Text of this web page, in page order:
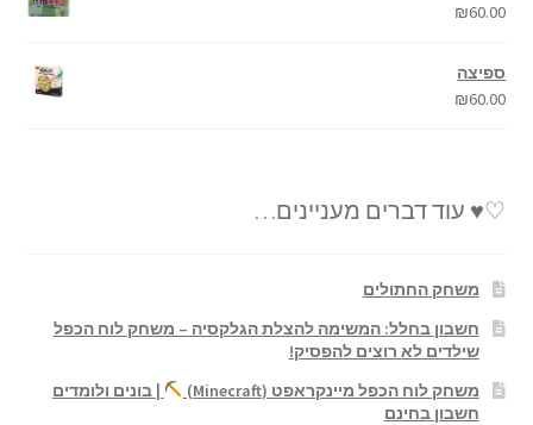
₪60.00
ספיצה
₪60.00
♡♥ עוד דברים מעניינים…
משחק החתולים
חשבון בחלל: המשימה להצלת הגלקסיה – משחק לוח הכפל
שילדים לא רוצים להפסיק!
משחק לוח הכפל מיינקראפט (Minecraft)
| בונים ולומדים
חשבון בחינם